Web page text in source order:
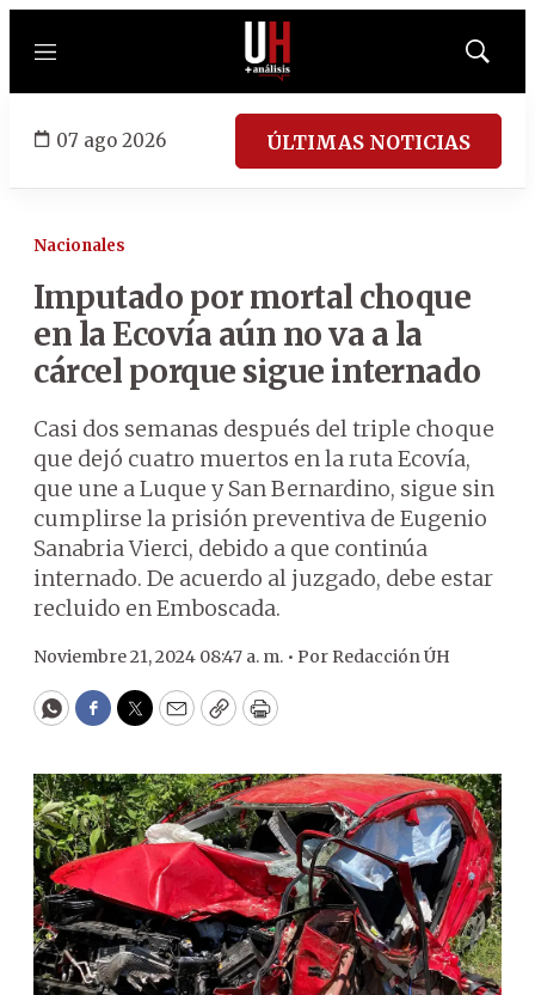
Menú
Mostrar
07 ago 2026 ÚLTIMAS NOTICIAS
Nacionales
Imputado por mortal choque
en la Ecovía aún no va a la
cárcel porque sigue internado
Casi dos semanas después del triple choque
que dejó cuatro muertos en la ruta Ecovía,
que une a Luque y San Bernardino, sigue sin
cumplirse la prisión preventiva de Eugenio
Sanabria Vierci, debido a que continúa
internado. De acuerdo al juzgado, debe estar
recluido en Emboscada.
Noviembre 21, 2024 08:47 a. m. • Por Redacción ÚH
WhatsApp
Facebook
Twitter
EmailCopyPrint